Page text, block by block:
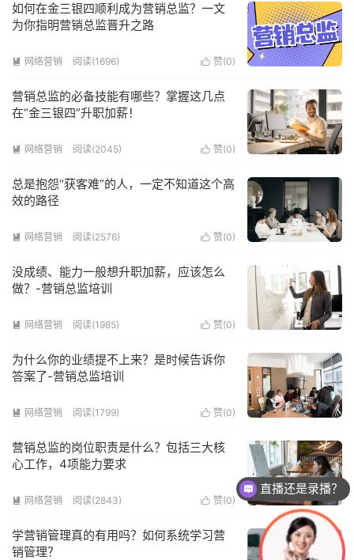
如何在金三银四顺利成为营销总监？一文
为你指明营销总监晋升之路
 赞(0)
 网络营销 阅读(1696)
营销总监的必备技能有哪些？掌握这几点
在“金三银四”升职加薪！
 赞(0)
 网络营销 阅读(2045)
总是抱怨“获客难”的人，一定不知道这个高
效的路径
 赞(0)
 网络营销 阅读(2576)
没成绩、能力一般想升职加薪，应该怎么
做？-营销总监培训
 赞(0)
 网络营销 阅读(1985)
为什么你的业绩提不上来？是时候告诉你
答案了-营销总监培训
 赞(0)
 网络营销 阅读(1799)
营销总监的岗位职责是什么？包括三大核
心工作，4项能力要求
 赞(0)
 网络营销 阅读(2843)
学营销管理真的有用吗？如何系统学习营
销管理？
直播还是录播？